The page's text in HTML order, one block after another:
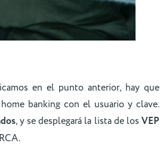
en el punto anterior, hay que
banking con el usuario y clave.
, y se desplegará la lista de losVEP